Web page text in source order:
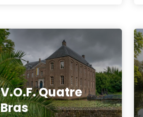
V.O.F. Quatre
Bras